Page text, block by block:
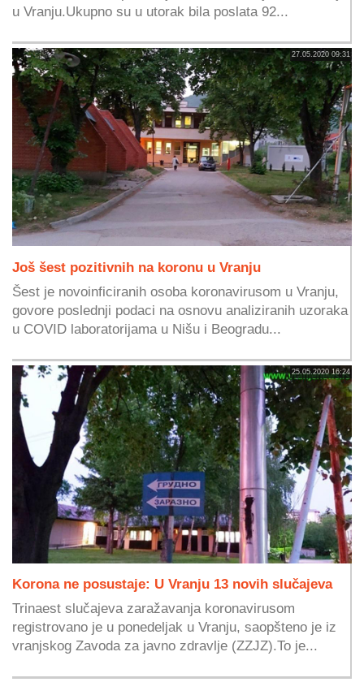
u Vranju.Ukupno su u utorak bila poslata 92...
27.05.2020 09:31
Još šest pozitivnih na koronu u Vranju
Šest je novoinficiranih osoba koronavirusom u Vranju,
govore poslednji podaci na osnovu analiziranih uzoraka
u COVID laboratorijama u Nišu i Beogradu...
25.05.2020 16:24
Korona ne posustaje: U Vranju 13 novih slučajeva
Trinaest slučajeva zaražavanja koronavirusom
registrovano je u ponedeljak u Vranju, saopšteno je iz
vranjskog Zavoda za javno zdravlje (ZZJZ).To je...